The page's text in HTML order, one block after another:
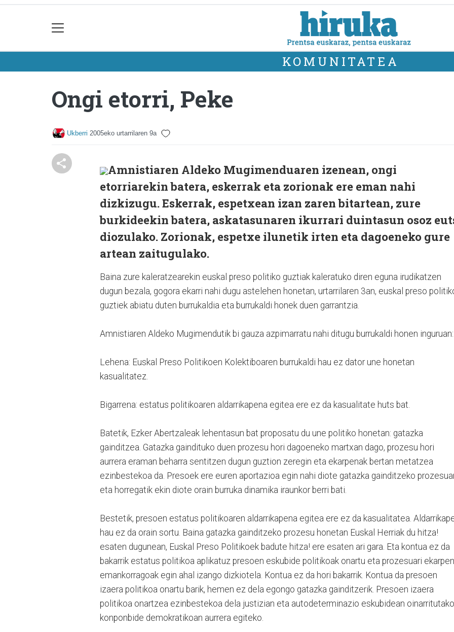
KOMUNITATEA
Ongi etorri, Peke
Ukberri 2005eko urtarrilaren 9a
Amnistiaren Aldeko Mugimenduaren izenean, ongi
etorriarekin batera, eskerrak eta zorionak ere eman nahi
dizkizugu. Eskerrak, espetxean izan zaren bitartean, zure
burkideekin batera, askatasunaren ikurrari duintasun osoz
diozulako. Zorionak, espetxe ilunetik irten eta dagoeneko gure
artean zaitugulako.
Baina zure kaleratzearekin euskal preso politiko guztiak kaleratuko diren eguna irudikatzen
dugun bezala, gogora ekarri nahi dugu astelehen honetan, urtarrilaren 3an, euskal preso
guztiek abiatu duten burrukaldia eta burrukaldi honek duen garrantzia.
Amnistiaren Aldeko Mugimendutik bi gauza azpimarratu nahi ditugu burrukaldi honen inguruan:
Lehena: Euskal Preso Politikoen Kolektiboaren burrukaldi hau ez dator une honetan
kasualitatez.
Bigarrena: estatus politikoaren aldarrikapena egitea ere ez da kasualitate huts bat.
Batetik, Ezker Abertzaleak lehentasun bat proposatu du une politiko honetan: gatazka
gainditzea. Gatazka gaindituko duen prozesu hori dagoeneko martxan dago, prozesu hori
aurrera eraman beharra sentitzen dugun guztion zeregin eta ekarpenak bertan metatzea
ezinbestekoa da. Presoek ere euren aportazioa egin nahi diote gatazka gainditzeko
eta horregatik ekin diote orain burruka dinamika iraunkor berri bati.
Bestetik, presoen estatus politikoaren aldarrikapena egitea ere ez da kasualitatea.
hau ez da orain sortu. Baina gatazka gainditzeko prozesu honetan Euskal Herriak du hitza!
esaten dugunean, Euskal Preso Politikoek badute hitza! ere esaten ari gara. Eta kontua ez da
bakarrik estatus politikoa aplikatuz presoen eskubide politikoak onartu eta prozesuari ekarpen
emankorragoak egin ahal izango dizkiotela. Kontua ez da hori bakarrik. Kontua da presoen
izaera politikoa onartu barik, hemen ez dela egongo gatazka gainditzerik. Presoen izaera
politikoa onartzea ezinbestekoa dela justizian eta autodeterminazio eskubidean oinarritutako
konponbide demokratikoan aurrera egiteko.